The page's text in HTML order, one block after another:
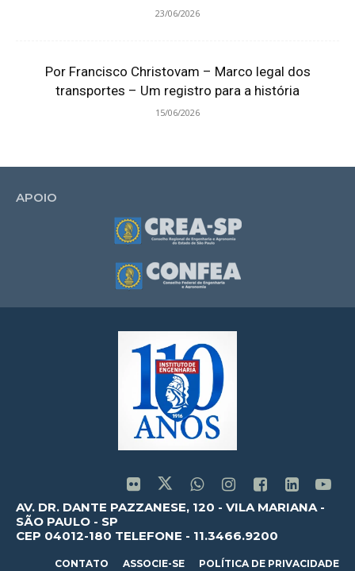
23/06/2026
Por Francisco Christovam – Marco legal dos
transportes – Um registro para a história
15/06/2026
APOIO
AV. DR. DANTE PAZZANESE, 120 - VILA MARIANA -
SÃO PAULO - SP
CEP 04012-180 TELEFONE - 11.3466.9200
CONTATO ASSOCIE-SE POLÍTICA DE PRIVACIDADE